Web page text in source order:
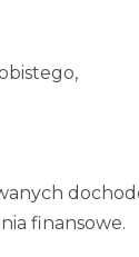
finansowe.